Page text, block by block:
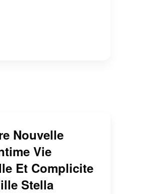
Nouvelle
Vie
Et Complicite
Stella